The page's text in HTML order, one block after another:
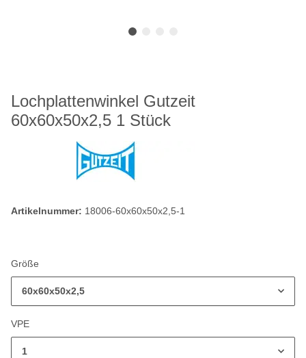
Lochplattenwinkel Gutzeit
60x60x50x2,5 1 Stück
Artikelnummer: 18006-60x60x50x2,5-1
Größe
60x60x50x2,5
VPE
1